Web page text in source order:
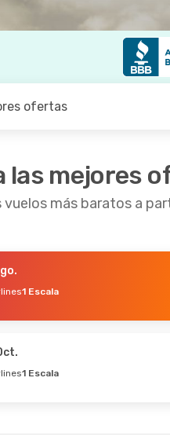
ofertas
las mejores
vuelos más baratos a
1 Escala
1 Escala